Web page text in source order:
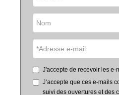
J'accepte de recevoir les e-
J’accepte que ces e-mails
suivi des ouvertures et des